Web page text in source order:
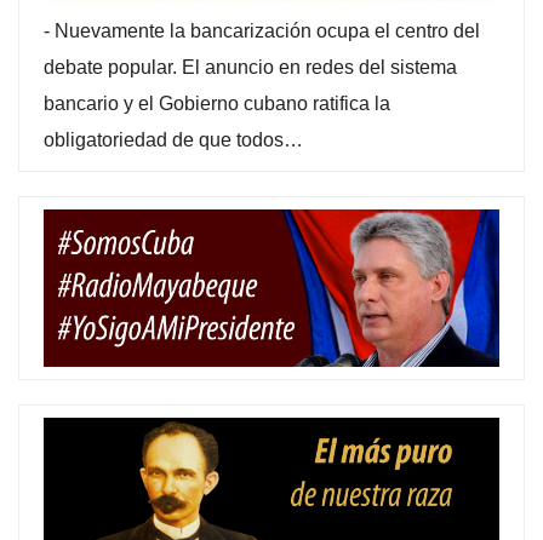
- Nuevamente la bancarización ocupa el centro del
debate popular. El anuncio en redes del sistema
bancario y el Gobierno cubano ratifica la
obligatoriedad de que todos…